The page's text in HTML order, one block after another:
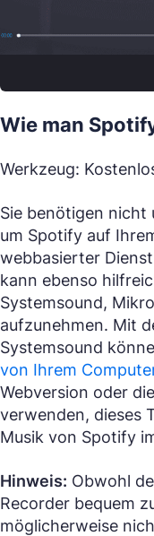
Wie man
Werkzeug:
Sie benötigen nicht
um Spotify auf
webbasierter
kann ebenso
Systemsound,
aufzunehmen. Mit
Systemsound
von Ihrem
Webversion oder
verwenden, dieses
Musik von Spotify
Hinweis: Obwohl
Recorder bequem
möglicherweise